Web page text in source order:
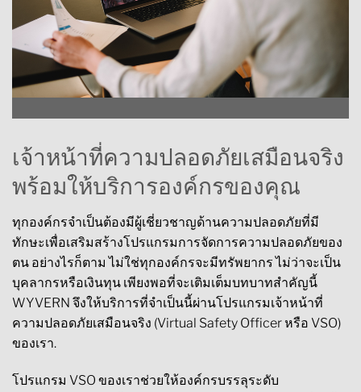
เจ้าหน้าที่ความปลอดภัยเสมือนจริง
พร้อมให้บริการองค์กรของคุณ
ทุกองค์กรจำเป็นต้องมีผู้เชี่ยวชาญด้านความปลอดภัยที่มี
ทักษะเพื่อเสริมสร้างโปรแกรมการจัดการความปลอดภัยของ
ตน อย่างไรก็ตาม ไม่ใช่ทุกองค์กรจะมีทรัพยากร ไม่ว่าจะเป็น
บุคลากรหรือเงินทุน เพียงพอที่จะเติมเต็มบทบาทสำคัญนี้
WYVERN จึงให้บริการที่จำเป็นนี้ผ่านโปรแกรมเจ้าหน้าที่
ความปลอดภัยเสมือนจริง (Virtual Safety Officer หรือ VSO)
ของเรา.
โปรแกรม VSO ของเราช่วยให้องค์กรบรรลุระดับ